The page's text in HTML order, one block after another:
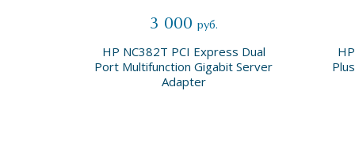
3 000 руб.
HP NC382T PCI Express Dual
Port Multifunction Gigabit Server
Adapter